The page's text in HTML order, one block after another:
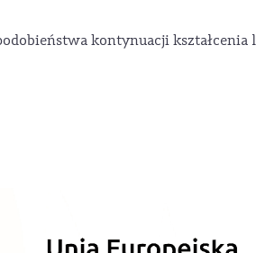
kontynuacji kształcenia